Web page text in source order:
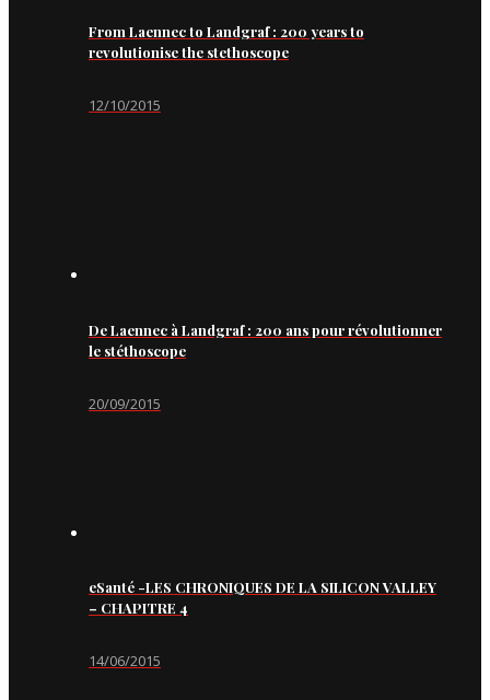
From Laennec to Landgraf : 200 years to
revolutionise the stethoscope
12/10/2015
De Laennec à Landgraf : 200 ans pour révolutionner
le stéthoscope
20/09/2015
eSanté -LES CHRONIQUES DE LA SILICON VALLEY
– CHAPITRE 4
14/06/2015